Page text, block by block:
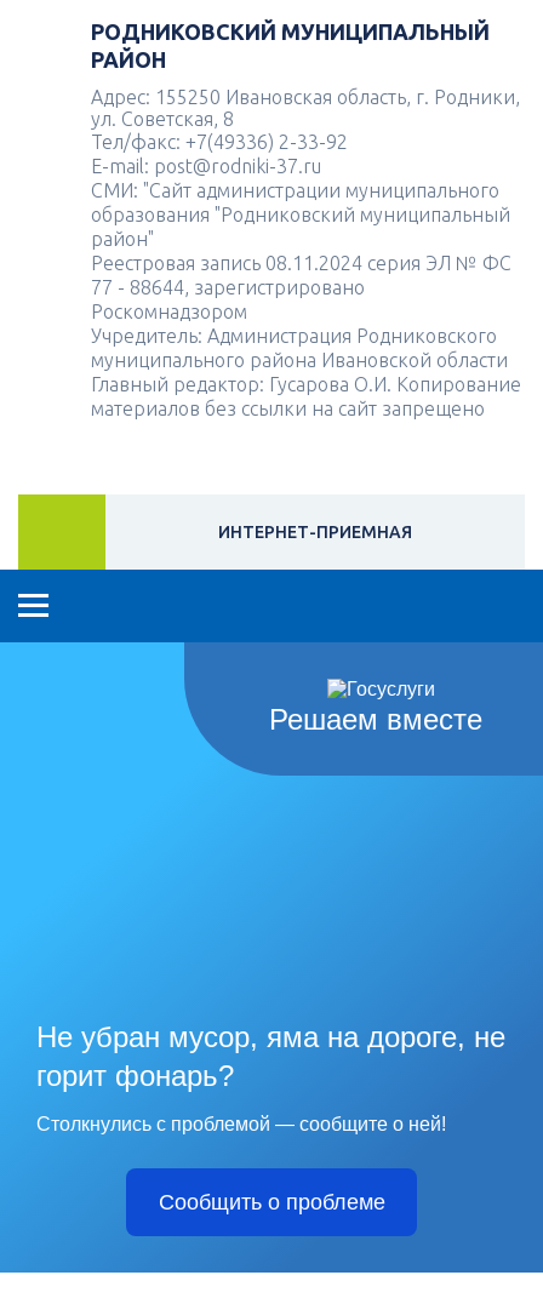
РОДНИКОВСКИЙ МУНИЦИПАЛЬНЫЙ
РАЙОН
Адрес: 155250 Ивановская область, г. Родники,
ул. Советская, 8
Тел/факс: +7(49336) 2-33-92
E-mail: post@rodniki-37.ru
СМИ: "Сайт администрации муниципального
образования "Родниковский муниципальный
район"
Реестровая запись 08.11.2024 серия ЭЛ № ФС
77 - 88644, зарегистрировано
Роскомнадзором
Учредитель: Администрация Родниковского
муниципального района Ивановской области
Главный редактор: Гусарова О.И. Копирование
материалов без ссылки на сайт запрещено
ИНТЕРНЕТ-ПРИЕМНАЯ
Решаем вместе
Не убран мусор, яма на дороге, не
горит фонарь?
Столкнулись с проблемой — сообщите о ней!
Сообщить о проблеме